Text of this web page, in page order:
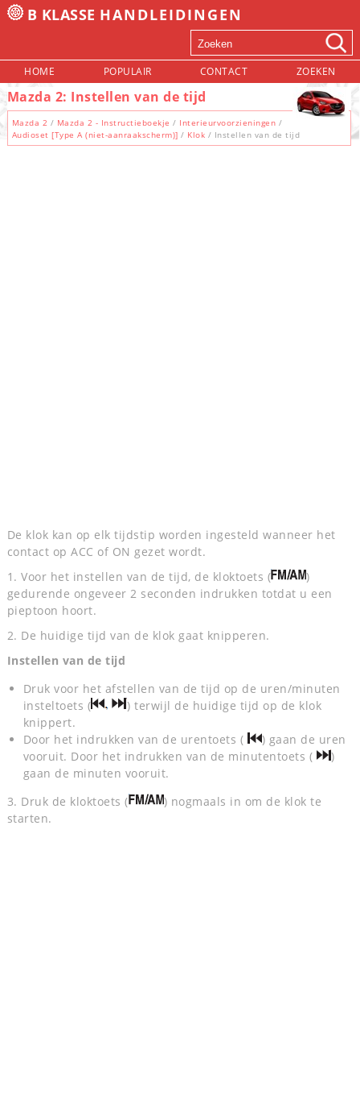
B KLASSE HANDLEIDINGEN
HOME POPULAIR CONTACT ZOEKEN
Mazda 2: Instellen van de tijd
Mazda 2 / Mazda 2 - Instructieboekje / Interieurvoorzieningen /
Audioset [Type A (niet-aanraakscherm)] / Klok / Instellen van de tijd
De klok kan op elk tijdstip worden ingesteld wanneer het
contact op ACC of ON gezet wordt.
1. Voor het instellen van de tijd, de kloktoets (
)
gedurende ongeveer 2 seconden indrukken totdat u een
pieptoon hoort.
2. De huidige tijd van de klok gaat knipperen.
Instellen van de tijd
Druk voor het afstellen van de tijd op de uren/minuten
insteltoets (
) terwijl de huidige tijd op de klok
knippert.
Door het indrukken van de urentoets (
) gaan de uren
vooruit. Door het indrukken van de minutentoets (
)
gaan de minuten vooruit.
3. Druk de kloktoets (
) nogmaals in om de klok te
starten.